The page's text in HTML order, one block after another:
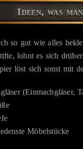
Ideen, was
so gut wie alles
lohnt es sich
löst sich sonst mit
(Einmachgläser,
Möbelstücke